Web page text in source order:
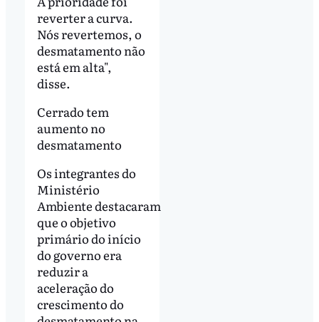
reverter a curva.
Nós revertemos, o
desmatamento não
está em alta",
disse.
Cerrado tem
aumento no
desmatamento
Os integrantes do
Ministério
Ambiente destacaram
que o objetivo
primário do início
do governo era
reduzir a
aceleração do
crescimento do